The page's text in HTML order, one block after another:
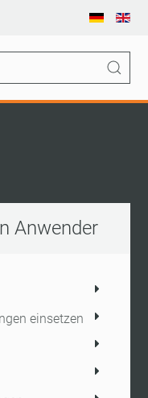
Anwender
einsetzen